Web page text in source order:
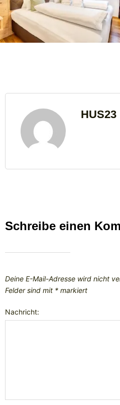
HUS23
Schreibe einen
Deine E-Mail-Adresse wird nicht
Felder sind mit * markiert
Nachricht: